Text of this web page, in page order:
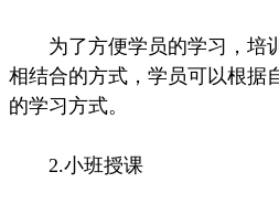
为了方便学员的学习，培
相结合的方式，学员可以根据
的学习方式。
2.小班授课